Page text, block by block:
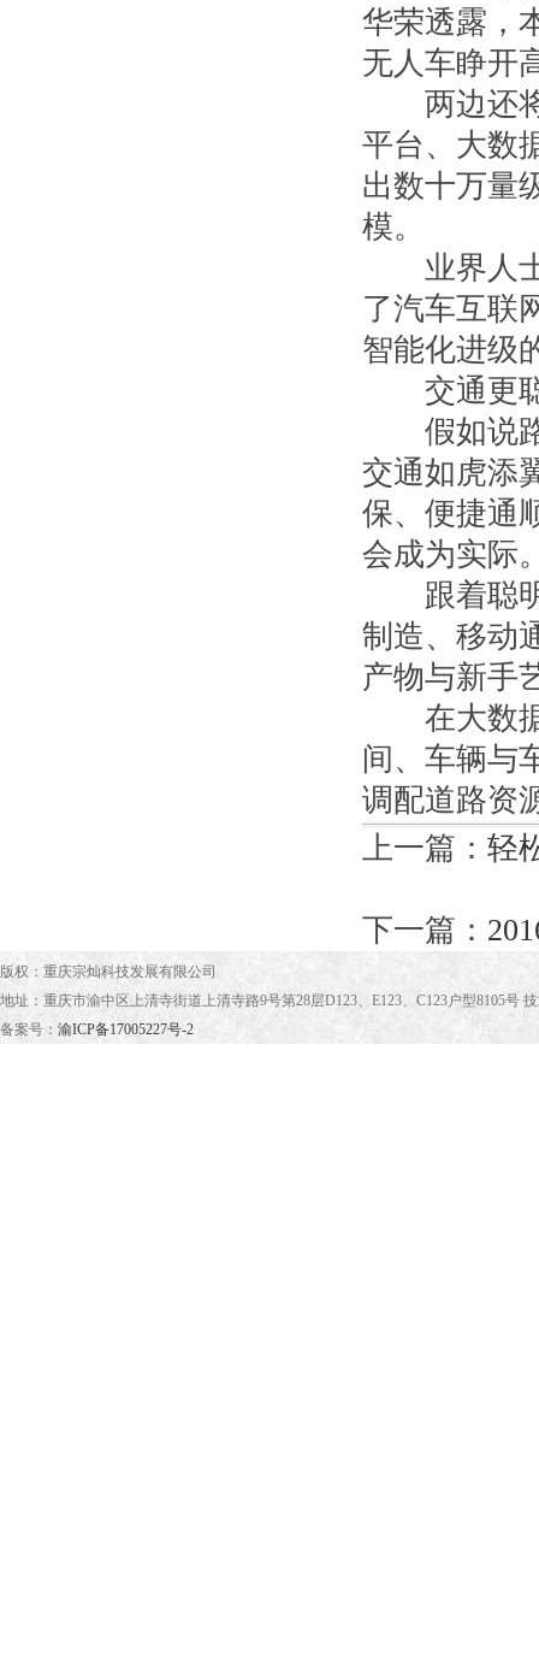
华荣透露，
无人车睁开
两边还将
平台、大数
出数十万量
模。
业界人士
了汽车互联
智能化进级
交通更
假如说路
交通如虎添
保、便捷通
会成为实际
跟着聪明
制造、移动
产物与新手
在大数据
间、车辆与
调配道路资
上一篇： 轻
下一篇：
版权：重庆宗灿科技发展有限公司
地址：重庆市渝中区上清寺街道上清寺路9号第28层D123、E123、C123户型8105号
备案号： 渝ICP备17005227号-2